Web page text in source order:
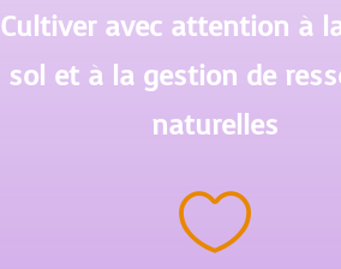
Cultiver avec attention à
sol et à la gestion de
naturelles
